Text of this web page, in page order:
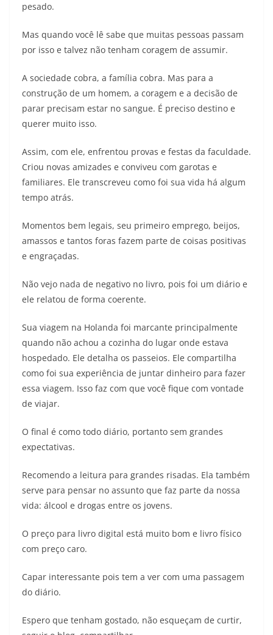
pesado.
Mas quando você lê sabe que muitas pessoas passam
por isso e talvez não tenham coragem de assumir.
A sociedade cobra, a família cobra. Mas para a
construção de um homem, a coragem e a decisão de
parar precisam estar no sangue. É preciso destino e
querer muito isso.
Assim, com ele, enfrentou provas e festas da faculdade.
Criou novas amizades e conviveu com garotas e
familiares. Ele transcreveu como foi sua vida há algum
tempo atrás.
Momentos bem legais, seu primeiro emprego, beijos,
amassos e tantos foras fazem parte de coisas positivas
e engraçadas.
Não vejo nada de negativo no livro, pois foi um diário e
ele relatou de forma coerente.
Sua viagem na Holanda foi marcante principalmente
quando não achou a cozinha do lugar onde estava
hospedado. Ele detalha os passeios. Ele compartilha
como foi sua experiência de juntar dinheiro para fazer
essa viagem. Isso faz com que você fique com vontade
de viajar.
O final é como todo diário, portanto sem grandes
expectativas.
Recomendo a leitura para grandes risadas. Ela também
serve para pensar no assunto que faz parte da nossa
vida: álcool e drogas entre os jovens.
O preço para livro digital está muito bom e livro físico
com preço caro.
Capar interessante pois tem a ver com uma passagem
do diário.
Espero que tenham gostado, não esqueçam de curtir,